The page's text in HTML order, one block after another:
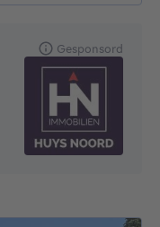
Gesponsord